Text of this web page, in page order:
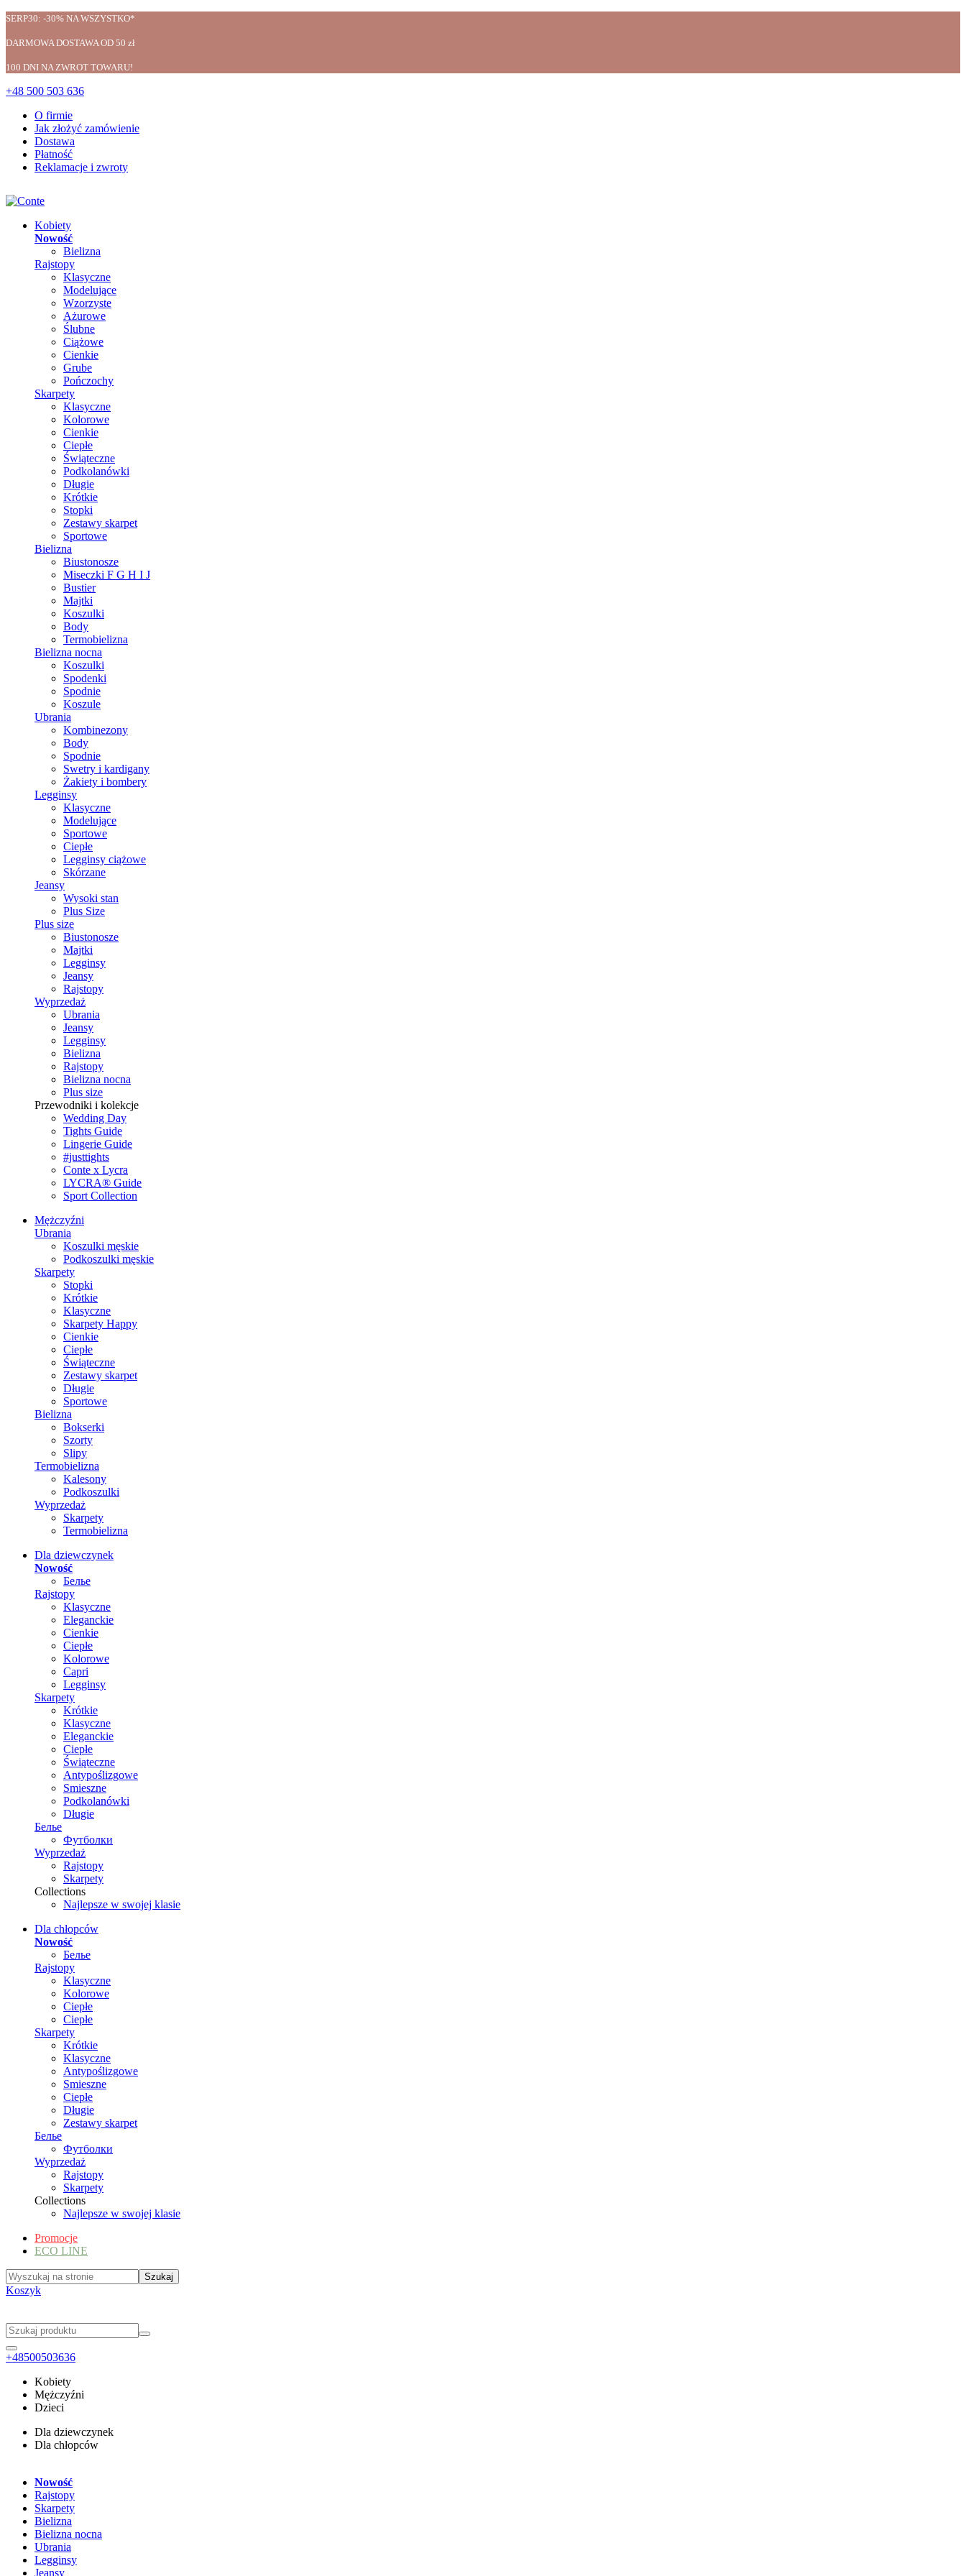
SERP30: -30% NA WSZYSTKO*
DARMOWA DOSTAWA OD 50 zł
100 DNI NA ZWROT TOWARU!
+48 500 503 636
O firmie
Jak złożyć zamówienie
Dostawa
Płatność
Reklamacje i zwroty
Kobiety
Nowość
Bielizna
Rajstopy
Klasyczne
Modelujące
Wzorzyste
Ażurowe
Ślubne
Ciążowe
Cienkie
Grube
Pończochy
Skarpety
Klasyczne
Kolorowe
Cienkie
Ciepłe
Świąteczne
Podkolanówki
Długie
Krótkie
Stopki
Zestawy skarpet
Sportowe
Bielizna
Biustonosze
Miseczki F G H I J
Bustier
Majtki
Koszulki
Body
Termobielizna
Bielizna nocna
Koszulki
Spodenki
Spodnie
Koszule
Ubrania
Kombinezony
Body
Spodnie
Swetry i kardigany
Żakiety i bombery
Legginsy
Klasyczne
Modelujące
Sportowe
Ciepłe
Legginsy ciążowe
Skórzane
Jeansy
Wysoki stan
Plus Size
Plus size
Biustonosze
Majtki
Legginsy
Jeansy
Rajstopy
Wyprzedaż
Ubrania
Jeansy
Legginsy
Bielizna
Rajstopy
Bielizna nocna
Plus size
Przewodniki i kolekcje
Wedding Day
Tights Guide
Lingerie Guide
#justtights
Conte x Lycra
LYCRA® Guide
Sport Сollection
Mężczyźni
Ubrania
Koszulki męskie
Podkoszulki męskie
Skarpety
Stopki
Krótkie
Klasyczne
Skarpety Happy
Cienkie
Ciepłe
Świąteczne
Zestawy skarpet
Długie
Sportowe
Bielizna
Bokserki
Szorty
Slipy
Termobielizna
Kalesony
Podkoszulki
Wyprzedaż
Skarpety
Termobielizna
Dla dziewczynek
Nowość
Белье
Rajstopy
Klasyczne
Eleganckie
Cienkie
Ciepłe
Kolorowe
Capri
Legginsy
Skarpety
Krótkie
Klasyczne
Eleganckie
Ciepłe
Świąteczne
Antypoślizgowe
Smieszne
Podkolanówki
Długie
Белье
Футболки
Wyprzedaż
Rajstopy
Skarpety
Collections
Najlepsze w swojej klasie
Dla chłopców
Nowość
Белье
Rajstopy
Klasyczne
Kolorowe
Ciepłe
Ciepłe
Skarpety
Krótkie
Klasyczne
Antypoślizgowe
Smieszne
Ciepłe
Długie
Zestawy skarpet
Белье
Футболки
Wyprzedaż
Rajstopy
Skarpety
Collections
Najlepsze w swojej klasie
Promocje
ECO LINE
Koszyk
+48500503636
Kobiety
Mężczyźni
Dzieci
Dla dziewczynek
Dla chłopców
Nowość
Rajstopy
Skarpety
Bielizna
Bielizna nocna
Ubrania
Legginsy
Jeansy